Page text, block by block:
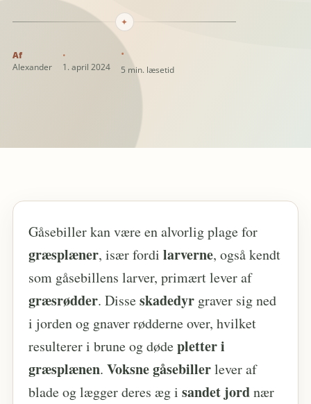
✦
Alexander 1. april 2024 5 min. læsetid
Gåsebiller kan være en alvorlig plage for
græsplæner, især fordi larverne, også kendt
som gåsebillens larver, primært lever af
græsrødder. Disseskadedyrgraver sig ned
i jorden og gnaver rødderne over, hvilket
resulterer i brune og dødepletter i
græsplænen. Voksne gåsebillerlever af
blade og lægger deres æg i sandet jordnær